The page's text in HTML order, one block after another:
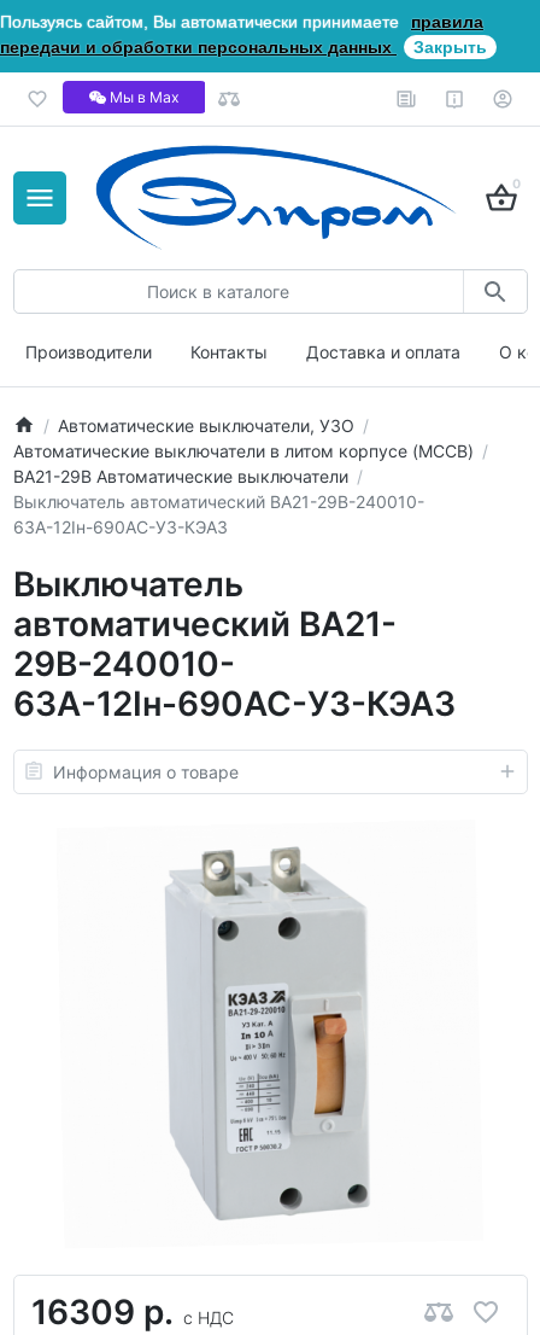
Пользуясь сайтом, Вы автоматически принимаете
правила
передачи и обработки персональных данных
Закрыть
Мы в Мах
0
Производители Контакты Доставка и оплата О
Автоматические выключатели, УЗО
Автоматические выключатели в литом корпусе (MCCB)
ВА21-29В Автоматические выключатели
Выключатель автоматический ВА21-29В-240010-
63А-12Iн-690AC-У3-КЭАЗ
Выключатель
автоматический ВА21-
29В-240010-
63А-12Iн-690AC-У3-КЭАЗ
Информация о товаре
16309 р. с НДС